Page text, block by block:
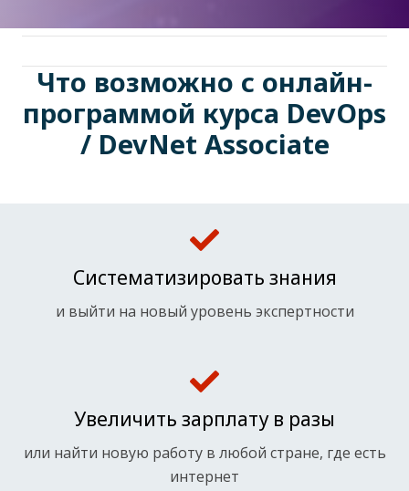
Что возможно с онлайн-
программой курса DevOps
/ DevNet Associate
Систематизировать знания
и выйти на новый уровень экспертности
Увеличить зарплату в разы
или найти новую работу в любой стране, где есть
интернет